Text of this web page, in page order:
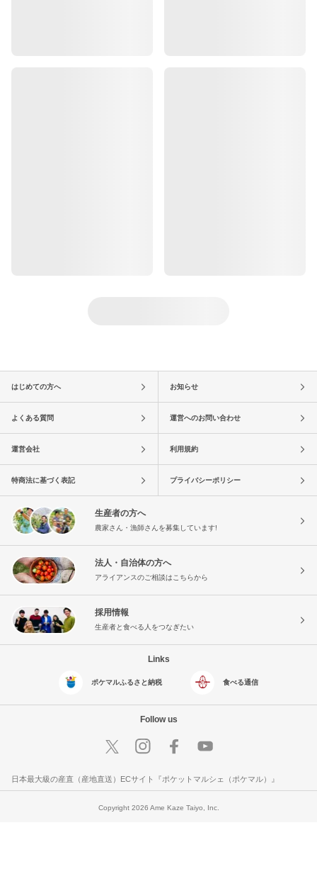
はじめての方へ お知らせ
よくある質問 運営へのお問い合わせ
運営会社 利用規約
特商法に基づく表記 プライバシーポリシー
生産者の方へ
農家さん・漁師さんを募集しています!
法人・自治体の方へ
アライアンスのご相談はこちらから
採用情報
生産者と食べる人をつなぎたい
Links
ポケマルふるさと納税 食べる通信
Follow us
日本最大級の産直（産地直送）ECサイト『ポケットマルシェ（ポケマル）』
Copyright 2026 Ame Kaze Taiyo, Inc.